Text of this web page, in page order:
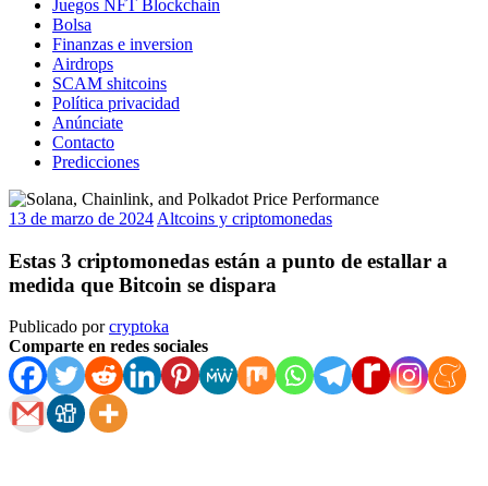
Juegos NFT Blockchain
Bolsa
Finanzas e inversion
Airdrops
SCAM shitcoins
Política privacidad
Anúnciate
Contacto
Predicciones
13 de marzo de 2024 Altcoins y criptomonedas
Estas 3 criptomonedas están a punto de estallar a
medida que Bitcoin se dispara
Publicado porcryptoka
Comparte en redes sociales